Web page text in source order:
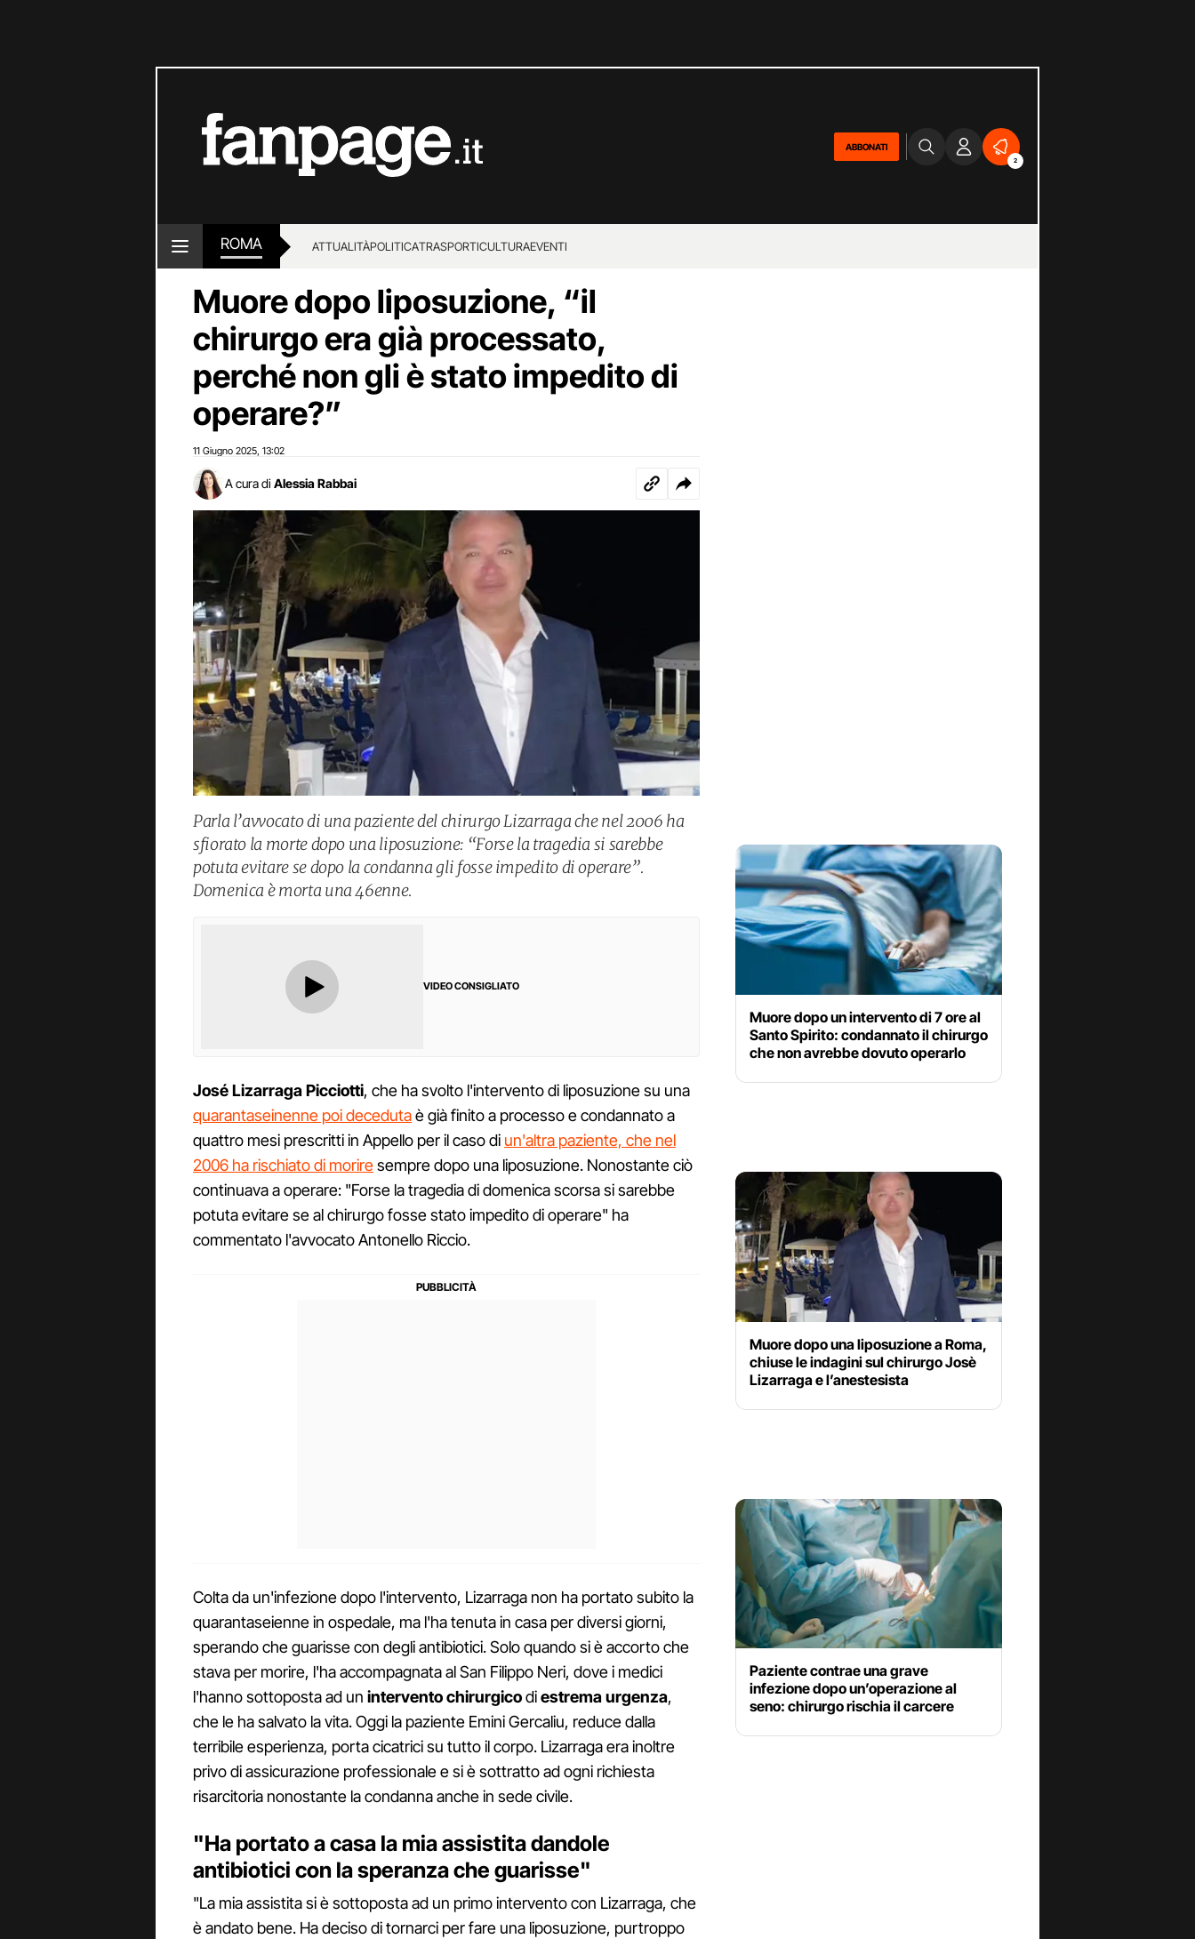
ABBONATI
2
ROMA ATTUALITÀPOLITICATRASPORTICULTURAEVENTI
Muore dopo liposuzione, “il
chirurgo era già processato,
perché non gli è stato impedito di
operare?”
11 Giugno 2025 13:02
A cura di Alessia Rabbai
Parla l’avvocato di una paziente del chirurgo Lizarraga che nel 2006 ha
sfiorato la morte dopo una liposuzione: “Forse la tragedia si sarebbe
potuta evitare se dopo la condanna gli fosse impedito di operare”.
Domenica è morta una 46enne.
VIDEO CONSIGLIATO
José Lizarraga Picciotti, che ha svolto l'intervento di liposuzione su una
quarantaseinenne poi decedutaè già finito a processo e condannato a
quattro mesi prescritti in Appello per il caso di un'altra paziente, che nel
2006 ha rischiato di moriresempre dopo una liposuzione. Nonostante ciò
continuava a operare: "Forse la tragedia di domenica scorsa si sarebbe
potuta evitare se al chirurgo fosse stato impedito di operare" ha
commentato l'avvocato Antonello Riccio.
Colta da un'infezione dopo l'intervento, Lizarraga non ha portato subito la
quarantaseienne in ospedale, ma l'ha tenuta in casa per diversi giorni,
sperando che guarisse con degli antibiotici. Solo quando si è accorto che
stava per morire, l'ha accompagnata al San Filippo Neri, dove i medici
l'hanno sottoposta ad un intervento chirurgicodiestrema urgenza,
che le ha salvato la vita. Oggi la paziente Emini Gercaliu, reduce dalla
terribile esperienza, porta cicatrici su tutto il corpo. Lizarraga era inoltre
privo di assicurazione professionale e si è sottratto ad ogni richiesta
risarcitoria nonostante la condanna anche in sede civile.
"Ha portato a casa la mia assistita dandole
antibiotici con la speranza che guarisse"
"La mia assistita si è sottoposta ad un primo intervento con Lizarraga, che
è andato bene. Ha deciso di tornarci per fare una liposuzione, purtroppo
Muore dopo un intervento di 7 ore al
Santo Spirito: condannato il chirurgo
che non avrebbe dovuto operarlo
Muore dopo una liposuzione a Roma,
chiuse le indagini sul chirurgo Josè
Lizarraga e l’anestesista
Paziente contrae una grave
infezione dopo un’operazione al
seno: chirurgo rischia il carcere